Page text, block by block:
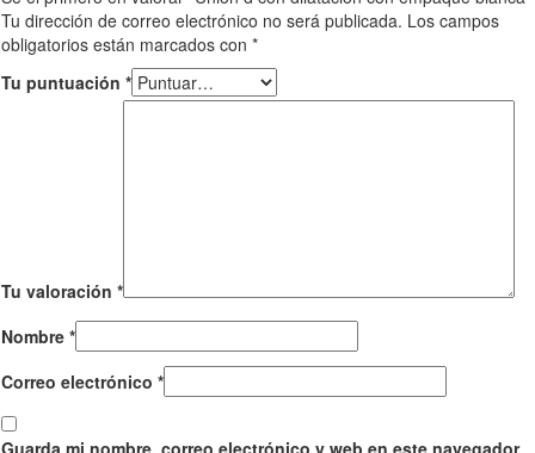
Tu dirección de correo electrónico no será publicada. Los campos
obligatorios están marcados con *
Tu puntuación *
Tu valoración *
Nombre *
Correo electrónico *
Guarda mi nombre, correo electrónico y web en este navegador